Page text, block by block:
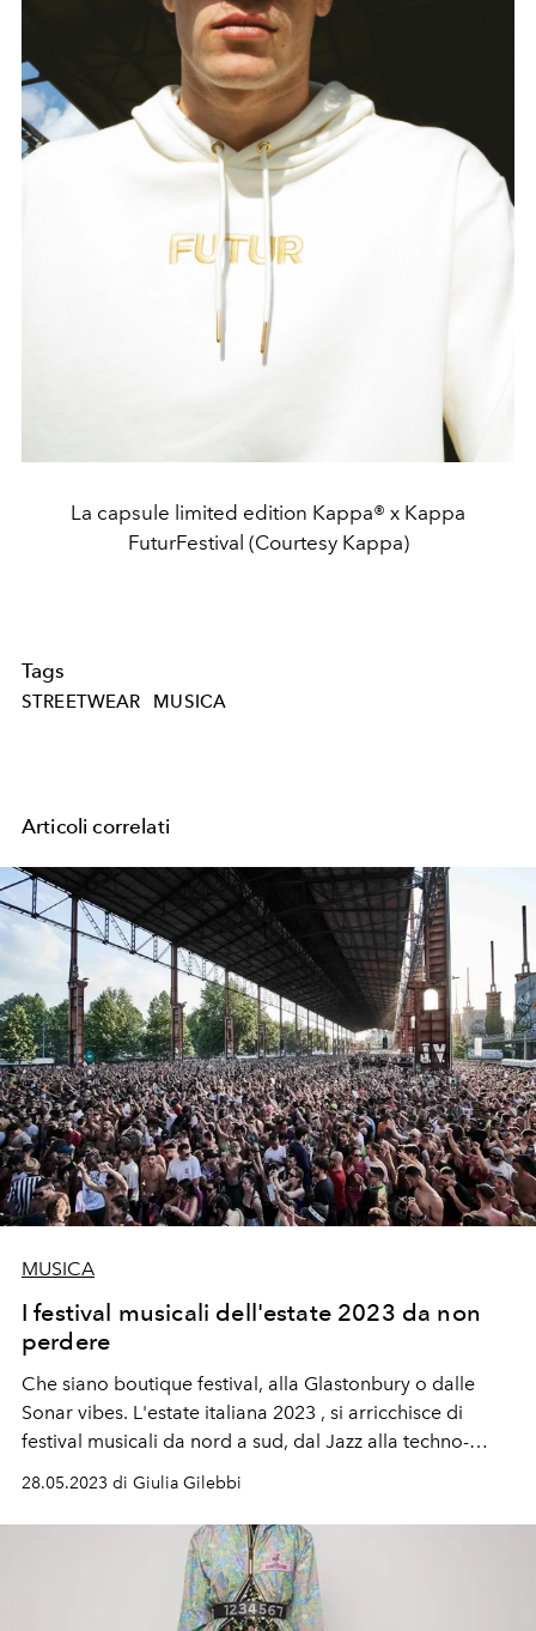
La capsule limited edition Kappa® x Kappa
FuturFestival (Courtesy Kappa)
Tags
STREETWEAR MUSICA
Articoli correlati
MUSICA
I festival musicali dell'estate 2023 da non
perdere
Che siano boutique festival, alla Glastonbury o dalle
Sonar vibes. L'estate italiana 2023 , si arricchisce di
festival musicali da nord a sud, dal Jazz alla techno-
elettronica, alla taranta pugliese, dove ciò che conta è
FuturFestival, Opera, The Island sono solo alcuni di
28.05.2023 di Giulia Gilebbi